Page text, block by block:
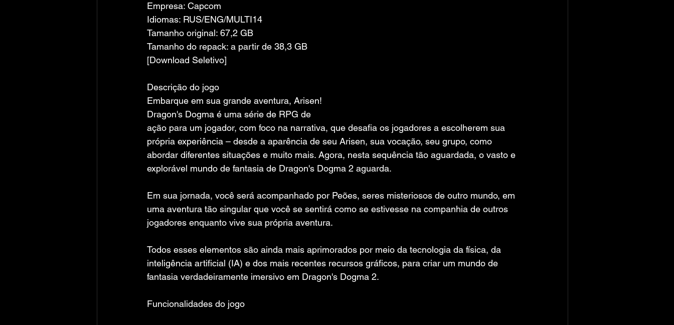
Empresa: Capcom
Idiomas: RUS/ENG/MULTI14
Tamanho original: 67,2 GB
Tamanho do repack: a partir de 38,3 GB
[Download Seletivo]
Descrição do jogo
Embarque em sua grande aventura, Arisen!
Dragon's Dogma é uma série de RPG de
ação para um jogador, com foco na narrativa, que desafia os jogadores a escolherem sua
própria experiência – desde a aparência de seu Arisen, sua vocação, seu grupo, como
abordar diferentes situações e muito mais. Agora, nesta sequência tão aguardada, o vasto e
explorável mundo de fantasia de Dragon's Dogma 2 aguarda.
Em sua jornada, você será acompanhado por Peões, seres misteriosos de outro mundo, em
uma aventura tão singular que você se sentirá como se estivesse na companhia de outros
jogadores enquanto vive sua própria aventura.
Todos esses elementos são ainda mais aprimorados por meio da tecnologia da física, da
inteligência artificial (IA) e dos mais recentes recursos gráficos, para criar um mundo de
fantasia verdadeiramente imersivo em Dragon's Dogma 2.
Funcionalidades do jogo